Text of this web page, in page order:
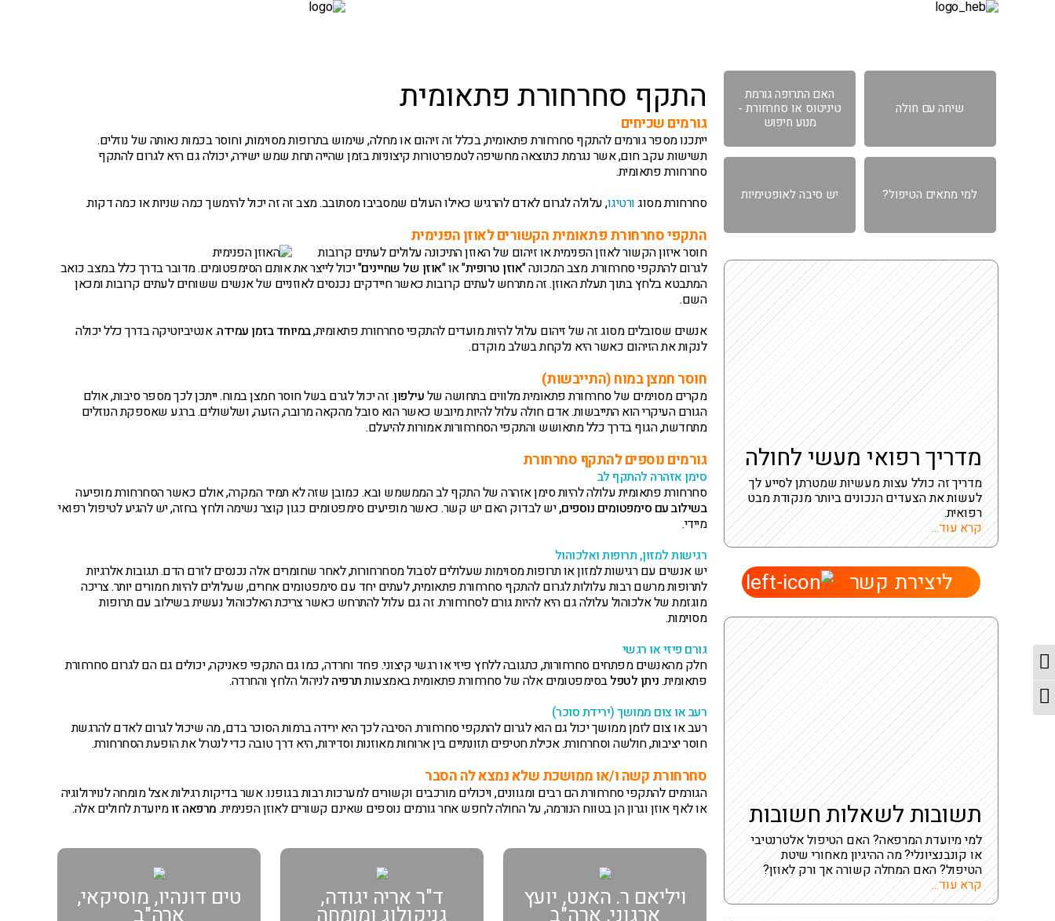
מתג ניגודיות גבוהה
מתג גודל גופן
התקף סחרחורת פתאומית
גורמים שכיחים
ייתכנו מספר גורמים להתקף סחרחורת פתאומית, בכלל זה זיהום או מחלה, שימוש בתרופות מסוימות, וחוסר בכמות נאותה של נוזלים.
תשישות עקב חום, אשר נגרמת כתוצאה מחשיפה לטמפרטורות קיצוניות בזמן שהייה תחת שמש ישירה, יכולה גם היא לגרום להתקף
סחרחורת פתאומית.
סחרחורת מסוגורטיגו, עלולה לגרום לאדם להרגיש כאילו העולם שמסביבו מסתובב. מצב זה זה יכול להימשך כמה שניות או כמה דקות.
התקפי סחרחורת פתאומית הקשורים לאוזן הפנימית
חוסר איזון הקשור לאוזן הפנימיתאו זיהום של האוזן התיכונה עלולים לעתים קרובות
לגרום להתקפי סחרחורת. מצב המכונה "אוזן טרופית" או "אוזן של שחיינים" יכול לייצר את אותם הסימפטומים. מדובר בדרך כלל במצב כואב
המתבטא בלחץ בתוך תעלת האוזן. זה מתרחש לעתים קרובות כאשר חיידקים נכנסים לאוזניים של אנשים ששוחים לעתים קרובות ומכאן
השם.
אנשים שסובלים מסוג זה של זיהום עלול להיות מועדים להתקפי סחרחורת פתאומית,במיוחד בזמן עמידה. אנטיביוטיקה בדרך כלל יכולה
לנקות את הזיהום כאשר היא נלקחת בשלב מוקדם.
חוסר חמצן במוח (התייבשות)
מקרים מסוימים של סחרחורת פתאומית מלווים בתחושה שלעילפון. זה יכול לגרם בשל חוסר חמצן במוח. ייתכן לכך מספר סיבות, אולם
הגורם העיקרי הוא התייבשות. אדם חולה עלול להיות מיובש כאשר הוא סובל מהקאה מרובה, הזעה, ושלשולים. ברגע שאספקת הנוזלים
מתחדשת, הגוף בדרך כלל מתאושש והתקפי הסחרחורות אמורות להיעלם.
גורמים נוספים להתקף סחרחורת
סימן אזהרה להתקף לב
סחרחורת פתאומית עלולה להיות סימן אזהרה של התקף לב הממשמש ובא. כמובן שזה לא תמיד המקרה, אולם כאשר הסחרחורת מופיעה
בשילוב עם סימפטומים נוספים,יש לבדוק האם יש קשר. כאשר מופיעים סימפטומים כגון קוצר נשימה ולחץ בחזה, יש להגיע לטיפול רפואי
מיידי.
רגישות למזון, תרופות ואלכוהול
יש אנשים עם רגישות למזון או תרופות מסוימות שעלולים לסבול מסחרחורות, לאחר שחומרים אלה נכנסים לזרם הדם. תגובות אלרגיות
לתרופות מרשם רבות עלולות לגרום להתקף סחרחורת פתאומית, לעתים יחד עם סימפטומים אחרים, שעלולים להיות חמורים יותר. צריכה
מוגזמת של אלכוהול עלולה גם היא להיות גורם לסחרחורת. זה גם עלול להתרחש כאשר צריכת האלכוהול נעשית בשילוב עם תרופות
מסוימות.
גורם פיזי או רגשי
חלק מהאנשים מפתחים סחרחורות, כתגובה ללחץ פיזי או רגשי קיצוני. פחד וחרדה, כמו גם התקפי פאניקה, יכולים גם הם לגרום סחרחורת
פתאומית.ניתן לטפלבסימפטומים אלה של סחרחורת פתאומית באמצעותתרפיהלניהול הלחץ והחרדה.
רעב או צום ממושך (ירידת סוכר)
רעב או צום לזמן ממושך יכול גם הוא לגרום להתקפי סחרחורת. הסיבה לכך היא ירידה ברמות הסוכר בדם, מה שיכול לגרום לאדם להרגשת
חוסר יציבות, חולשה וסחרחורת. אכילת חטיפים תזונתיים בין ארוחות מאוזנות וסדירות, היא דרך טובה כדי לנטרל את הופעת הסחרחורת.
סחרחורת קשה ו/או ממושכת שלא נמצא לה הסבר
הגורמים להתקפי סחרחורת הם רבים ומגוונים, ויכולים מורכבים וקשורים למערכות רבות בגופנו. אשר בדיקות רגילות אצל מומחה לנוירולוגיה
או לאף אוזן וגרון הן בטווח הנורמה, על החולה לחפש אחר גורמים נוספים שאינם קשורים לאוזן הפנימית.מרפאה זומיועדת לחולים אלה.
ויליאם ר. האנט, יועץ ד"ר אריה יגודה, טים דונהיו, מוסיקאי,
האם התרופה גורמת
טיניטוס או סחרחורת -
מנוע חיפוש
שיחה עם חולה
יש סיבה לאופטימיות למי מתאים הטיפול?
מדריך רפואי מעשי לחולה
מדריך זה כולל עצות מעשיות שמטרתן לסייע לך
לעשות את הצעדים הנכונים ביותר מנקודת מבט
רפואית.
קרא עוד...
ליצירת קשר
תשובות לשאלות חשובות
למי מיועדת המרפאה? האם הטיפול אלטרנטיבי
או קונבנציונלי? מה ההיגיון מאחורי שיטת
הטיפול? האם המחלה קשורה אך ורק לאוזן?
קרא עוד...